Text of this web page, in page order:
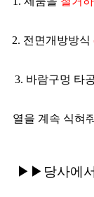
2. 전면개방방식
3. 바람구멍 타
열을 계속 식혀
▶▶당사에